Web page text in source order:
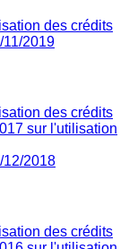
des crédits
2019
des crédits
sur l'utilisation
12/2018
des crédits